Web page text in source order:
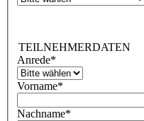
TEILNEHMERDATEN
Anrede*
Vorname*
Nachname*